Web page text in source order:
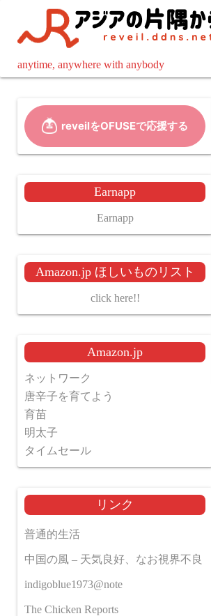
ツ
anytime, anywhere with anybody
Earnapp
Earnapp
Amazon.jp ほしいものリスト
click here!!
Amazon.jp
ネットワーク
唐辛子を育てよう
育苗
明太子
タイムセール
リンク
普通的生活
中国の風 – 天気良好、なお視界不良
indigoblue1973@note
The Chicken Reports